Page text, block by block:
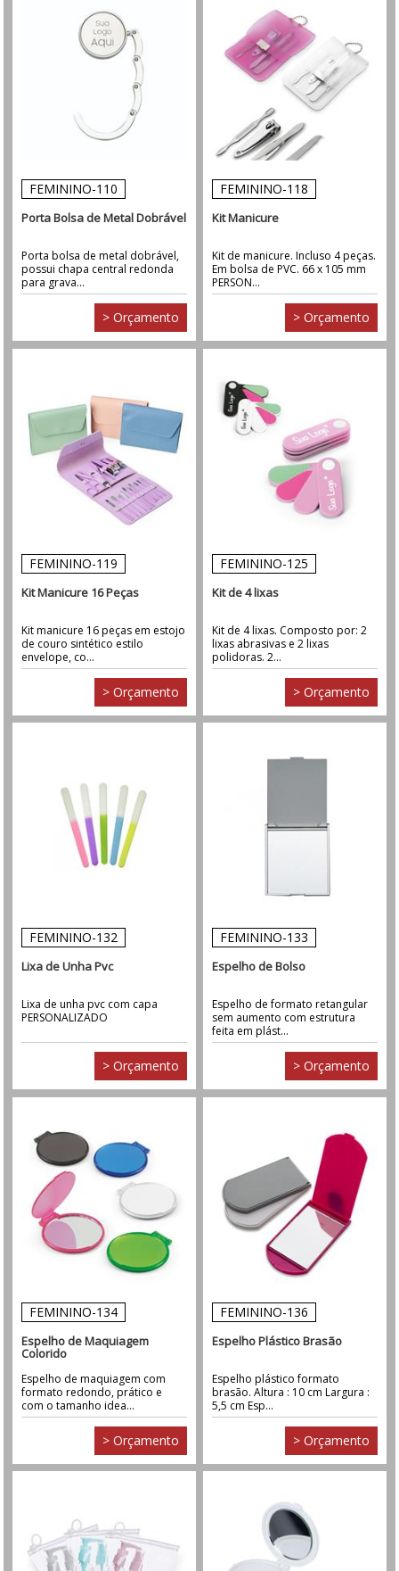
FEMININO-110
Porta Bolsa de Metal Dobrável
Porta bolsa de metal dobrável,
possui chapa central redonda
para grava...
> Orçamento
FEMININO-118
Kit Manicure
Kit de manicure. Incluso 4 peças.
Em bolsa de PVC. 66 x 105 mm
PERSON...
> Orçamento
FEMININO-119
Kit Manicure 16 Peças
Kit manicure 16 peças em estojo
de couro sintético estilo
envelope, co...
> Orçamento
FEMININO-125
Kit de 4 lixas
Kit de 4 lixas. Composto por: 2
lixas abrasivas e 2 lixas
polidoras. 2...
> Orçamento
FEMININO-132
Lixa de Unha Pvc
Lixa de unha pvc com capa
PERSONALIZADO
> Orçamento
FEMININO-133
Espelho de Bolso
Espelho de formato retangular
sem aumento com estrutura
feita em plást...
> Orçamento
FEMININO-134
Espelho de Maquiagem
Colorido
Espelho de maquiagem com
formato redondo, prático e
com o tamanho idea...
> Orçamento
FEMININO-136
Espelho Plástico Brasão
Espelho plástico formato
brasão. Altura : 10 cm Largura :
5,5 cm Esp...
> Orçamento